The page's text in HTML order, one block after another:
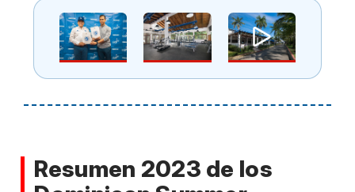
Resumen 2023 de los